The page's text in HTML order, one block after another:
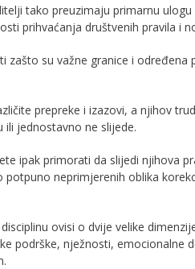
tako preuzimaju primarnu
prihvaćanja društvenih pravila i
su važne granice i određena
prepreke i izazovi, a njihov
jednostavno ne slijede.
ipak primorati da slijedi njihova
neprimjerenih oblika
ovisi o dvije velike
podrške, nježnosti, emocionalne